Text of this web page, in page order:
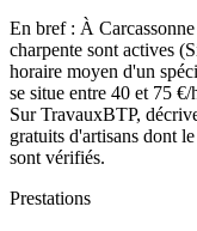
En bref : À
charpente sont actives
horaire moyen d'un
se situe entre 40 et 75
Sur TravauxBTP,
gratuits d'artisans dont
sont vérifiés.
Prestations